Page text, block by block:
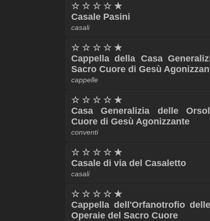
☆ ☆ ☆ ☆ ★
Casale Pasini
casali
☆ ☆ ☆ ☆ ★
Cappella della Casa
Sacro Cuore di Gesù
cappelle
☆ ☆ ☆ ☆ ★
Casa Generalizia delle
Cuore di Gesù Agonizzante
conventi
☆ ☆ ☆ ☆ ★
Casale di via del Casaletto
casali
☆ ☆ ☆ ☆ ★
Cappella dell'Orfanotrofio
Operaie del Sacro Cuore